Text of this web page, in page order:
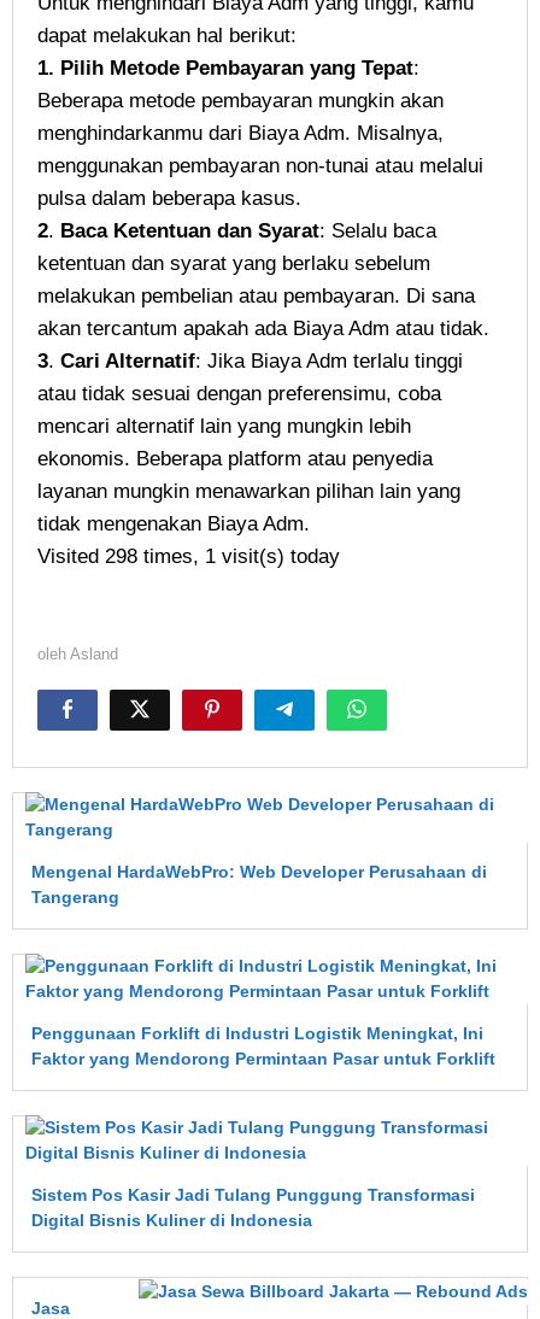
dapat melakukan hal berikut:
1. Pilih Metode Pembayaran yang Tepat:
Beberapa metode pembayaran mungkin akan
menghindarkanmu dari Biaya Adm. Misalnya,
menggunakan pembayaran non-tunai atau melalui
pulsa dalam beberapa kasus.
2. Baca Ketentuan dan Syarat: Selalu baca
ketentuan dan syarat yang berlaku sebelum
melakukan pembelian atau pembayaran. Di sana
akan tercantum apakah ada Biaya Adm atau tidak.
3. Cari Alternatif: Jika Biaya Adm terlalu tinggi
atau tidak sesuai dengan preferensimu, coba
mencari alternatif lain yang mungkin lebih
ekonomis. Beberapa platform atau penyedia
layanan mungkin menawarkan pilihan lain yang
tidak mengenakan Biaya Adm.
Visited 298 times, 1 visit(s) today
oleh Asland
Mengenal HardaWebPro: Web Developer Perusahaan di
Tangerang
Penggunaan Forklift di Industri Logistik Meningkat, Ini
Faktor yang Mendorong Permintaan Pasar untuk Forklift
Sistem Pos Kasir Jadi Tulang Punggung Transformasi
Digital Bisnis Kuliner di Indonesia
Jasa